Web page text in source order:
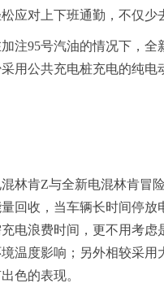
应对上下班通勤，不仅少
注95号汽油的情况下，
用公共充电桩充电的纯电
林肯Z与全新电混林肯冒
回收，当车辆长时间停
电浪费时间，更不用考
温度影响；另外相较采
色的表现。